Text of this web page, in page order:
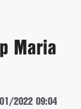
Maria
2022 09:04